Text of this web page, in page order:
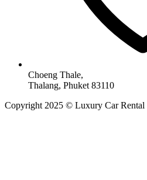
Choeng Thale,
Thalang, Phuket 83110
Copyright 2025 © Luxury Car Rental